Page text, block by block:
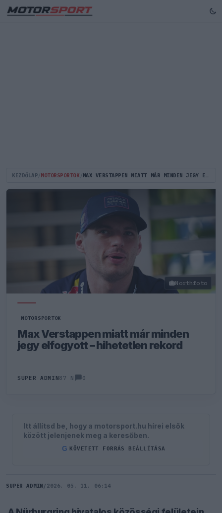
KEZDŐLAP MOTORSPORTOK MAX VERSTAPPEN MIATT MÁR MINDEN JEGY ELFOGYOTT – HIHETETLEN REKORD
Northfoto
MOTORSPORTOK
Max Verstappen miatt már minden
jegy elfogyott – hihetetlen rekord
SUPER ADMIN87 N 0
Itt állítsd be, hogy a motorsport.hu hírei elsők
között jelenjenek meg a keresőben.
G KÖVETETT FORRÁS BEÁLLÍTÁSA
SUPER ADMIN / 2026. 05. 11. 06:14